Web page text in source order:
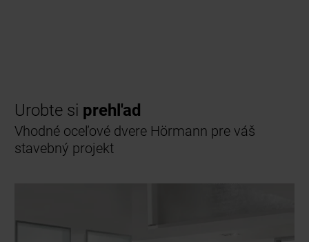
Urobte si prehl'ad
Vhodné oceľové dvere Hörmann pre váš
stavebný projekt